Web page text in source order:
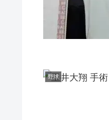
野球